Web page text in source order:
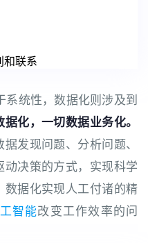
和联系
统性，数据化则涉及到
化，一切数据业务化。
发现问题、分析问题、
决策的方式，实现科学
数据化实现人工付诸的精
智能改变工作效率的问